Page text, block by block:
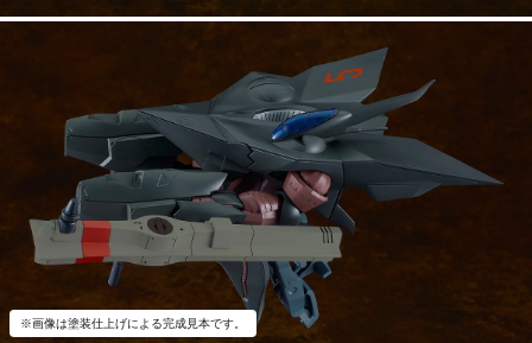
※画像は塗装仕上げによる完成見本です。